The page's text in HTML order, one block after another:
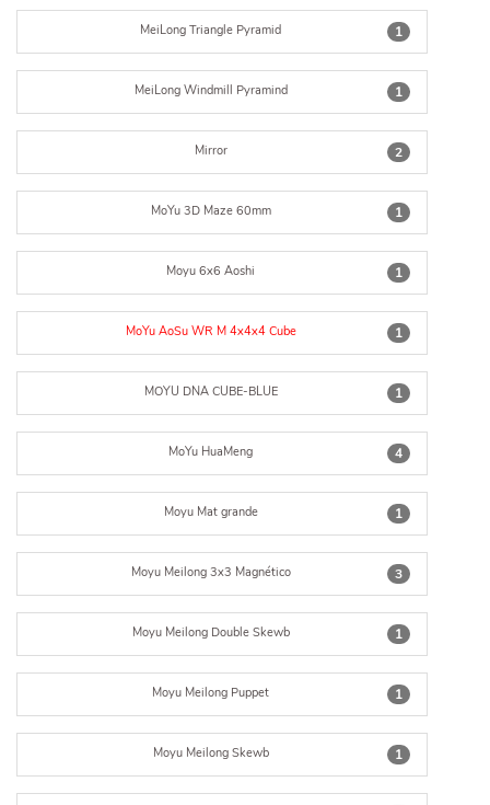
1
MeiLong Triangle Pyramid
1
MeiLong Windmill Pyramind
2
Mirror
1
MoYu 3D Maze 60mm
1
Moyu 6x6 Aoshi
1
MoYu AoSu WR M 4x4x4 Cube
1
MOYU DNA CUBE-BLUE
4
MoYu HuaMeng
1
Moyu Mat grande
3
Moyu Meilong 3x3 Magnético
1
Moyu Meilong Double Skewb
1
Moyu Meilong Puppet
1
Moyu Meilong Skewb